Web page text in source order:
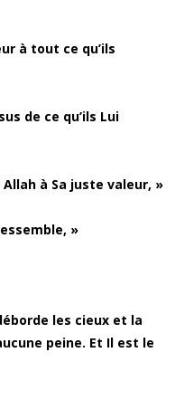
à tout ce qu’ils
de ce qu’ils Lui
à Sa juste valeur, »
»
les cieux et la
peine. Et Il est le